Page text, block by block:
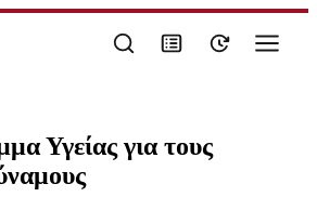
Υγείας για τους